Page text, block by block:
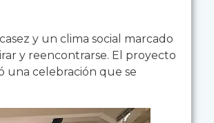
y un clima social marcado
y reencontrarse. El proyecto
una celebración que se